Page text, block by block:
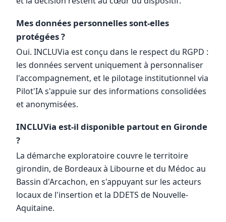
Mes données personnelles sont-elles
protégées ?
Oui. INCLUVia est conçu dans le respect du RGPD :
les données servent uniquement à personnaliser
l'accompagnement, et le pilotage institutionnel via
Pilot'IA s'appuie sur des informations consolidées
et anonymisées.
INCLUVia est-il disponible partout en Gironde
?
La démarche exploratoire couvre le territoire
girondin, de Bordeaux à Libourne et du Médoc au
Bassin d'Arcachon, en s'appuyant sur les acteurs
locaux de l'insertion et la DDETS de Nouvelle-
Aquitaine.